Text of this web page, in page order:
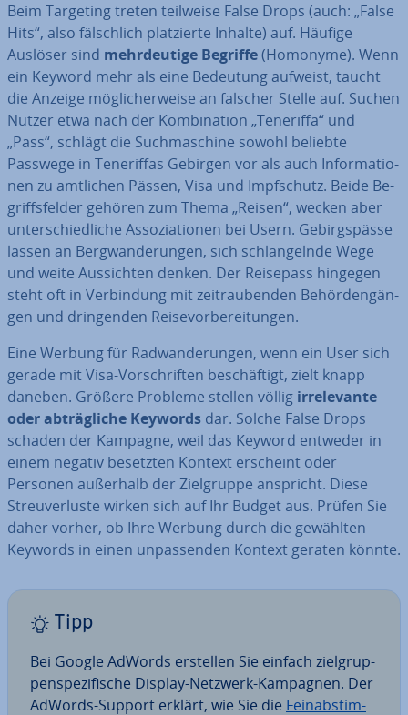
Beim Targeting treten teilweise False Drops (auch: „False
Hits“, also fälsch­lich plat­zier­te Inhalte) auf. Häufige
Auslöser sind mehr­deu­ti­ge Begriffe(Homonyme). Wenn
ein Keyword mehr als eine Bedeutung aufweist, taucht
die Anzeige mög­li­cher­wei­se an falscher Stelle auf. Suchen
Nutzer etwa nach der Kom­bi­na­ti­on „Teneriffa“ und
„Pass“, schlägt die Such­ma­schi­ne sowohl beliebte
Passwege in Te­ne­rif­fas Gebirgen vor als auch In­for­ma­tio­
nen zu amtlichen Pässen, Visa und Impf­schutz. Beide Be­
griffs­fel­der gehören zum Thema „Reisen“, wecken aber
un­ter­schied­li­che As­so­zia­tio­nen bei Usern. Ge­birgs­päs­se
lassen an Berg­wan­de­run­gen, sich schlän­geln­de Wege
und weite Aus­sich­ten denken. Der Reisepass hingegen
steht oft in Ver­bin­dung mit zeit­rau­ben­den Be­hör­den­gän­
gen und drin­gen­den Rei­se­vor­be­rei­tun­gen.
Eine Werbung für Rad­wan­de­run­gen, wenn ein User sich
gerade mit Visa-Vor­schrif­ten be­schäf­tigt, zielt knapp
daneben. Größere Probleme stellen völlig ir­rele­van­te
oder ab­träg­li­che Keywords dar. Solche False Drops
schaden der Kampagne, weil das Keyword entweder in
einem negativ besetzten Kontext erscheint oder
Personen außerhalb der Ziel­grup­pe anspricht. Diese
Streu­ver­lus­te wirken sich auf Ihr Budget aus. Prüfen Sie
daher vorher, ob Ihre Werbung durch die gewählten
Keywords in einen un­pas­sen­den Kontext geraten könnte.
Tipp
Bei Google AdWords erstellen Sie einfach ziel­grup­
pen­spe­zi­fi­sche Display-Netzwerk-Kampagnen. Der
AdWords-Support erklärt, wie Sie die Fein­ab­stim­